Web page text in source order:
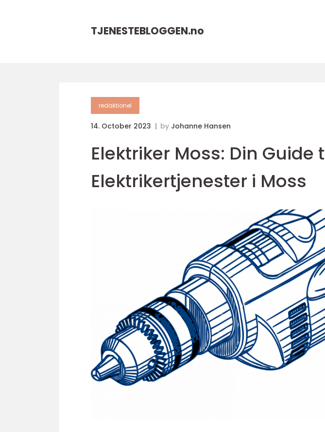
TJENESTEBLOGGEN.no
redaktionel
14. October 2023 by Johanne Hansen
Elektriker Moss: Din Guide
Elektrikertjenester i Moss